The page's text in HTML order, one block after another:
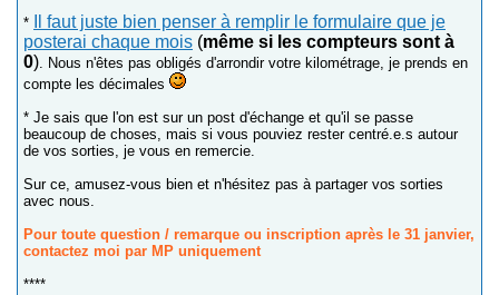
*
Il faut juste bien penser à remplir le formulaire que je
posterai chaque mois (même si les compteurs sont à
0). Nous n'êtes pas obligés d'arrondir votre kilométrage, je prends en
compte les décimales
* Je sais que l'on est sur un post d'échange et qu'il se passe
beaucoup de choses, mais si vous pouviez rester centré.e.s autour
de vos sorties, je vous en remercie.
Sur ce, amusez-vous bien et n'hésitez pas à partager vos sorties
avec nous.
Pour toute question / remarque ou inscription après le 31 janvier,
contactez moi par MP uniquement
****